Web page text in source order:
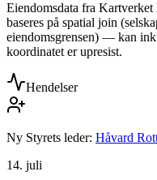
Eiendomsdata fra
baseres på spatial join
eiendomsgrensen) — kan
koordinatet er upresist.
Hendelser
Ny Styrets leder: Håvard
14. juli